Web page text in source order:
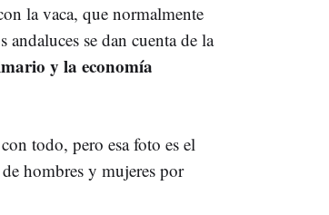
la vaca, que normalmente
se dan cuenta de la
y la economía
todo, pero esa foto es el
hombres y mujeres por